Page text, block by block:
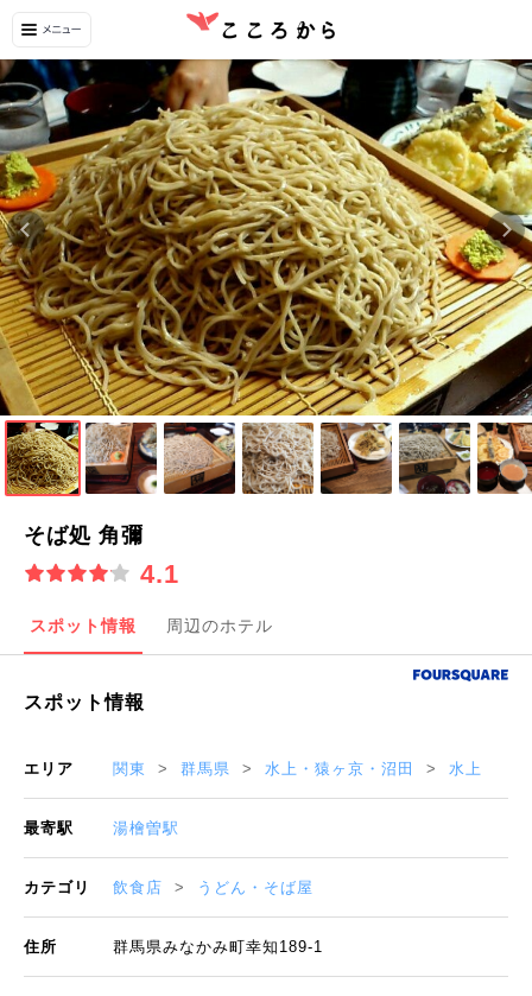
そば処 角彌
4.1
スポット情報 周辺のホテル
スポット情報
エリア 関東 群馬県 水上・猿ヶ京・沼田 水上
最寄駅 湯檜曽駅
カテゴリ 飲食店 うどん・そば屋
住所 群馬県みなかみ町幸知189-1